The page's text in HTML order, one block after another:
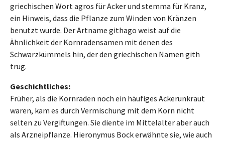
griechischen Wort agros für Acker und stemma für Kranz,
ein Hinweis, dass die Pflanze zum Winden von Kränzen
benutzt wurde. Der Artname githago weist auf die
Ähnlichkeit der Kornradensamen mit denen des
Schwarzkümmels hin, der den griechischen Namen gith
trug.
Geschichtliches:
Früher, als die Kornraden noch ein häufiges Ackerunkraut
waren, kam es durch Vermischung mit dem Korn nicht
selten zu Vergiftungen. Sie diente im Mittelalter aber auch
als Arzneipflanze. Hieronymus Bock erwähnte sie, wie auch